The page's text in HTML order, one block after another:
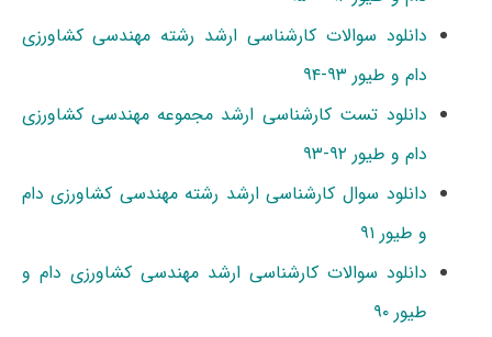
دانلود سوالات کارشناسی ارشد رشته مهندسی کشاورزی
دام و طیور ۹۳-۹۴
دانلود تست کارشناسی ارشد مجموعه مهندسی کشاورزی
دام و طیور ۹۲-۹۳
دانلود سوال کارشناسی ارشد رشته مهندسی کشاورزی دام
و طیور ۹۱
دانلود سوالات کارشناسی ارشد مهندسی کشاورزی دام و
طیور ۹۰